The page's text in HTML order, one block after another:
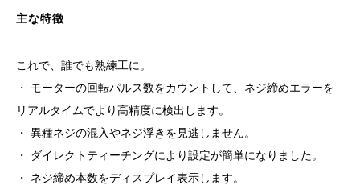
主な特徴
これで、誰でも熟練工に。
・ モーターの回転パルス数をカウントして、ネジ締めエラーを
リアルタイムでより高精度に検出します。
・ 異種ネジの混入やネジ浮きを見逃しません。
・ ダイレクトティーチングにより設定が簡単になりました。
・ ネジ締め本数をディスプレイ表示します。